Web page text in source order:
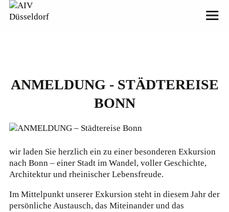
ANMELDUNG - STÄDTEREISE
BONN
wir laden Sie herzlich ein zu einer besonderen Exkursion
nach Bonn – einer Stadt im Wandel, voller Geschichte,
Architektur und rheinischer Lebensfreude.
Im Mittelpunkt unserer Exkursion steht in diesem Jahr der
persönliche Austausch, das Miteinander und das